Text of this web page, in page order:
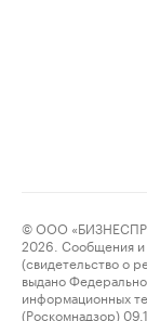
© ООО
2026. Сообщения и
(свидетельство о
выдано
информационных
(Роскомнадзор)